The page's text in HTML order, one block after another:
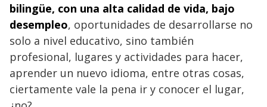
bilingüe, con una alta calidad de vida, bajo
desempleo, oportunidades de desarrollarse no
solo a nivel educativo, sino también
profesional, lugares y actividades para hacer,
aprender un nuevo idioma, entre otras cosas,
ciertamente vale la pena ir y conocer el lugar,